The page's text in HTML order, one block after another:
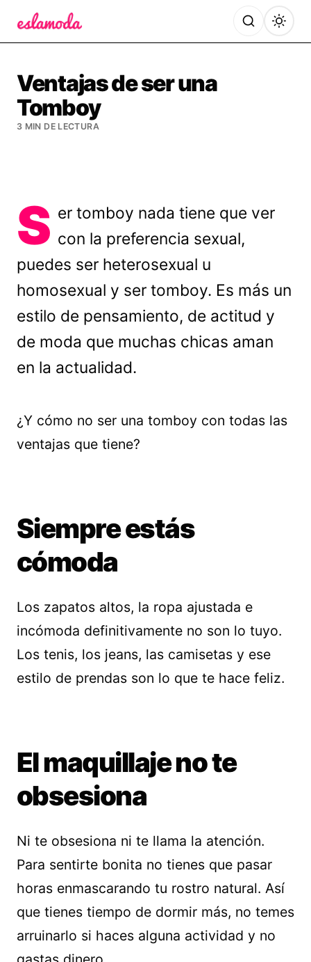
Ventajas de ser una
Tomboy
3 MIN DE LECTURA
S er tomboy nada tiene que ver
con la preferencia sexual,
puedes ser heterosexual u
homosexual y ser tomboy. Es más un
estilo de pensamiento, de actitud y
de moda que muchas chicas aman
en la actualidad.
¿Y cómo no ser una tomboy con todas las
ventajas que tiene?
Siempre estás
cómoda
Los zapatos altos, la ropa ajustada e
incómoda definitivamente no son lo tuyo.
Los tenis, los jeans, las camisetas y ese
estilo de prendas son lo que te hace feliz.
El maquillaje no te
obsesiona
Ni te obsesiona ni te llama la atención.
Para sentirte bonita no tienes que pasar
horas enmascarando tu rostro natural. Así
que tienes tiempo de dormir más, no temes
arruinarlo si haces alguna actividad y no